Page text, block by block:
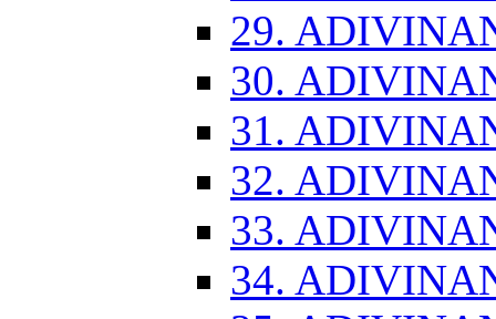
29.
30.
31.
32.
33.
34.